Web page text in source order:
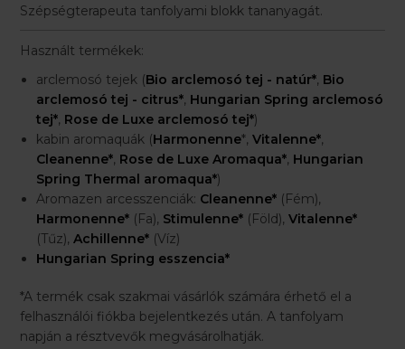
Szépségterapeuta tanfolyami blokk tananyagát.
Használt termékek:
arclemosó tejek (Bio arclemosó tej - natúr*, Bio
arclemosó tej - citrus*, Hungarian Spring arclemosó
tej*, Rose de Luxe arclemosó tej*)
kabin aromaquák (Harmonenne*, Vitalenne*,
Cleanenne*, Rose de Luxe Aromaqua*, Hungarian
Spring Thermal aromaqua*)
Aromazen arcesszenciák: Cleanenne* (Fém),
Harmonenne* (Fa), Stimulenne* (Föld), Vitalenne*
(Tűz), Achillenne* (Víz)
Hungarian Spring esszencia*
*A termék csak szakmai vásárlók számára érhető el a
felhasználói fiókba bejelentkezés után. A tanfolyam
napján a résztvevők megvásárolhatják.